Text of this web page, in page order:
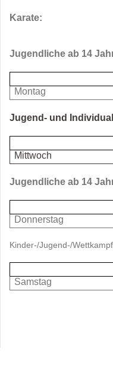
Karate:
Jugendliche ab 14
Montag
Jugend- und
Mittwoch
Jugendliche ab 14
Donnerstag
Kinder-/Jugend-/
Samstag